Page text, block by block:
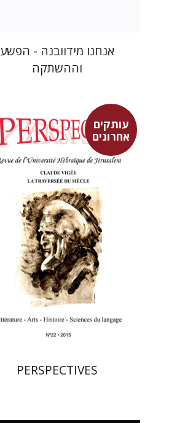
אנחנו מידוובנה - הפשע
וההשתקה
עותקים
אחרונים
פרננד ברטפלד
PERSPECTIVES